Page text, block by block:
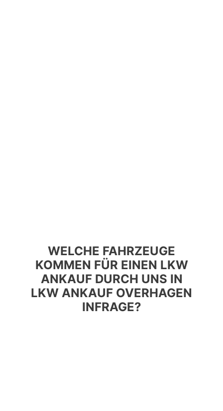
WELCHE FAHRZEUGE
KOMMEN FÜR EINEN LKW
ANKAUF DURCH UNS IN
LKW ANKAUF OVERHAGEN
INFRAGE?